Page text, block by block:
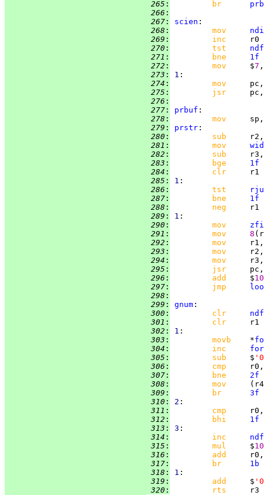
265 : br
266 :
267 : scien
268 : mov
269 : inc
270 : tst
271 : bne 1f
272 : mov $7
273 : 1
274 :
mov
275 : jsr pc,
276 :
277 : prbuf
278 :
mov
279 : prstr
280 :
sub
281 : mov
282 :
sub
283 : bge 1f
284 : clr
285 : 1
286 : tst
287 : bne 1f
288 : neg
289 : 1
290 : mov
291 : mov 8
292 :
mov
293 : mov
294 : mov
295 : jsr pc,
296 : add $
297 : jmp
298 :
299 : gnum
300 : clr
301 : clr
302 : 1
303 : movb *
304 : inc
305 : sub $ '0
306 : cmp
307 : bne 2f
308 :
mov
309 : br 3f
310 : 2
311 : cmp
312 : bhi 1f
313 : 3
314 : inc
315 : mul $
316 :
add
317 : br 1b
318 : 1
319 : add $ '0
320 : rts